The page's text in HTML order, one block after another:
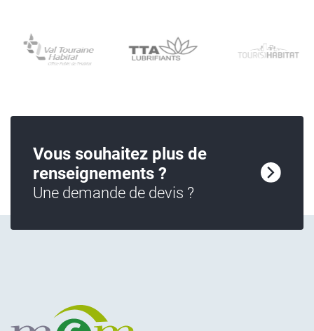
Vous souhaitez plus de
renseignements ?
Une demande de devis ?